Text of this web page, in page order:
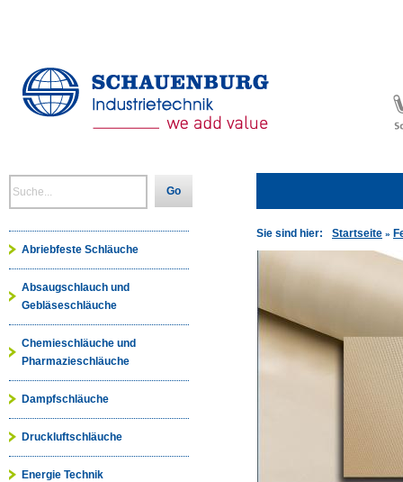
Go
Sie sind hier: Startseite »
Abriebfeste Schläuche
Absaugschlauch und
Gebläseschläuche
Chemieschläuche und
Pharmazieschläuche
Dampfschläuche
Druckluftschläuche
Energie Technik